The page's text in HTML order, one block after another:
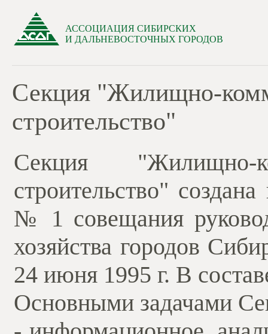
АССОЦИАЦИЯ СИБИРСКИХ
И ДАЛЬНЕВОСТОЧНЫХ ГОРОДОВ
Секция "Жилищно-
строительство"
Секция "Жилищно-
строительство"
№ 1 совещания
хозяйства городов
24 июня 1995 г. В
Основными задачами